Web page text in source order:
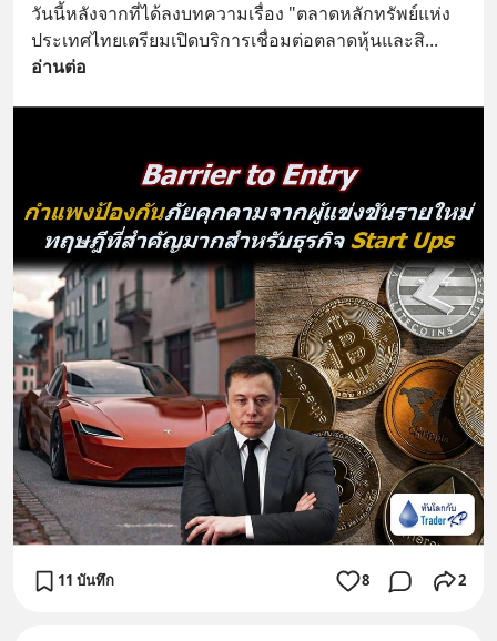
วันนี้หลังจากที่ได้ลงบทความเรื่อง "ตลาดหลักทรัพย์แห่ง
ประเทศไทยเตรียมเปิดบริการเชื่อมต่อตลาดหุ้นและสิ
อ่านต่อ
11 บันทึก 8 2